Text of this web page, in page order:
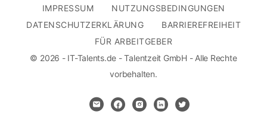
IMPRESSUM
NUTZUNGSBEDINGUNGEN
DATENSCHUTZERKLÄRUNG
BARRIEREFREIHEIT
FÜR ARBEITGEBER
© 2026 - IT-Talents.de - Talentzeit GmbH - Alle Rechte
vorbehalten.